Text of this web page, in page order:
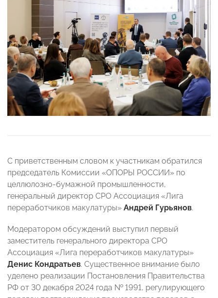
С приветственным словом к участникам обратился
председатель Комиссии «ОПОРЫ РОССИИ» по
целлюлозно-бумажной промышленности,
генеральный директор СРО Ассоциация «Лига
переработчиков макулатуры» Андрей Гурьянов.
Модератором обсуждений выступил первый
заместитель генерального директора СРО
Ассоциация «Лига переработчиков макулатуры»
Денис Кондратьев. Существенное внимание было
уделено реализации Постановления Правительства
РФ от 30 декабря 2024 года № 1991, регулирующего